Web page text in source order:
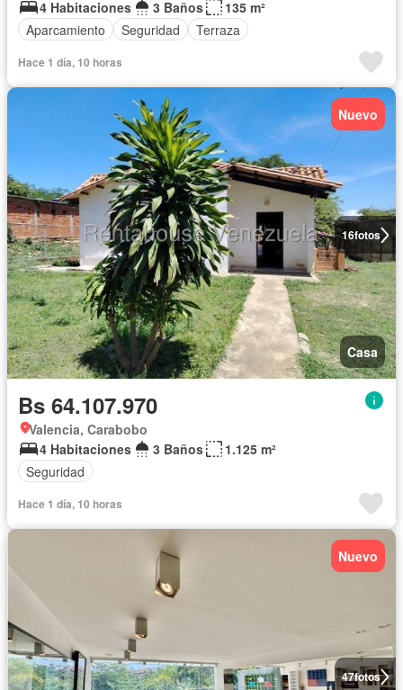
4 Habitaciones
3 Baños
135 m²
Aparcamiento
Seguridad Terraza
Hace 1 día, 10 horas
16fotos
Nuevo
Casa
Bs 64.107.970
Valencia, Carabobo
4 Habitaciones
3 Baños
1.125 m²
Seguridad
Hace 1 día, 10 horas
47fotos
Nuevo